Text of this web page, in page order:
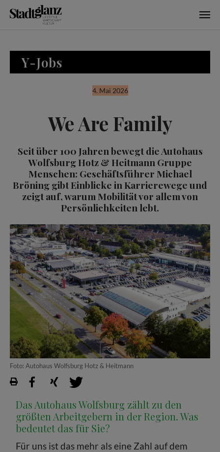
Y-Jobs
4. Mai 2026
We Are Family
Seit über 100 Jahren bewegt die Autohaus
Wolfsburg Hotz & Heitmann Gruppe
Menschen: Geschäftsführer Michael
Bröning gibt Einblicke in Karrierewege und
zeigt auf, warum Mobilität vor allem von
Persönlichkeiten lebt.
Foto: Autohaus Wolfsburg Hotz & Heitmann
Das Autohaus Wolfsburg zählt zu den
größten Arbeitgebern in der Region. Was
bedeutet das für Sie?
Für uns ist das mehr als eine Zahl auf dem